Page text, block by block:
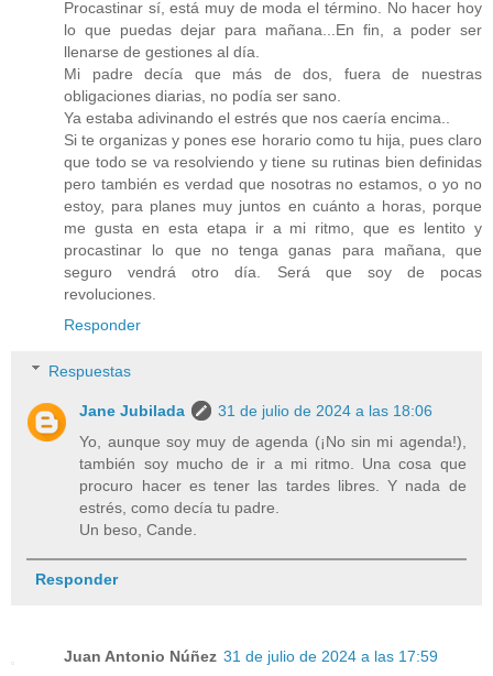
Procastinar sí, está muy de moda el término. No hacer hoy
lo que puedas dejar para mañana...En fin, a poder ser
llenarse de gestiones al día.
Mi padre decía que más de dos, fuera de nuestras
obligaciones diarias, no podía ser sano.
Ya estaba adivinando el estrés que nos caería encima..
Si te organizas y pones ese horario como tu hija, pues claro
que todo se va resolviendo y tiene su rutinas bien definidas
pero también es verdad que nosotras no estamos, o yo no
estoy, para planes muy juntos en cuánto a horas, porque
me gusta en esta etapa ir a mi ritmo, que es lentito y
procastinar lo que no tenga ganas para mañana, que
seguro vendrá otro día. Será que soy de pocas
revoluciones.
Responder
Respuestas
Jane Jubilada
31 de julio de 2024 a las 18:06
Yo, aunque soy muy de agenda (¡No sin mi agenda!),
también soy mucho de ir a mi ritmo. Una cosa que
procuro hacer es tener las tardes libres. Y nada de
estrés, como decía tu padre.
Un beso, Cande.
Responder
Juan Antonio Núñez 31 de julio de 2024 a las 17:59